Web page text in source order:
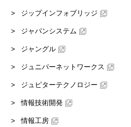
ジップインフォブリッジ
ジャパンシステム
ジャングル
ジュニパーネットワークス
ジュピターテクノロジー
情報技術開発
情報工房